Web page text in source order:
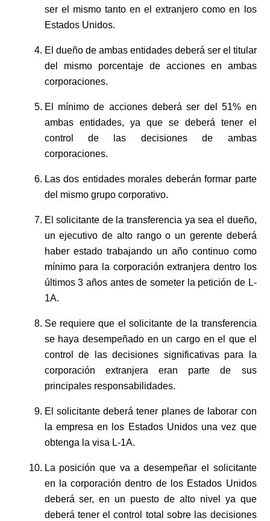
ser el mismo tanto en el extranjero como en los
Estados Unidos.
El dueño de ambas entidades deberá ser el titular
del mismo porcentaje de acciones en ambas
corporaciones.
El mínimo de acciones deberá ser del 51% en
ambas entidades, ya que se deberá tener el
control de las decisiones de ambas
corporaciones.
Las dos entidades morales deberán formar parte
del mismo grupo corporativo.
El solicitante de la transferencia ya sea el dueño,
un ejecutivo de alto rango o un gerente deberá
haber estado trabajando un año continuo como
mínimo para la corporación extranjera dentro los
últimos 3 años antes de someter la petición de L-
1A.
Se requiere que el solicitante de la transferencia
se haya desempeñado en un cargo en el que el
control de las decisiones significativas para la
corporación extranjera eran parte de sus
principales responsabilidades.
El solicitante deberá tener planes de laborar con
la empresa en los Estados Unidos una vez que
obtenga la visa L-1A.
La posición que va a desempeñar el solicitante
en la corporación dentro de los Estados Unidos
deberá ser, en un puesto de alto nivel ya que
deberá tener el control total sobre las decisiones